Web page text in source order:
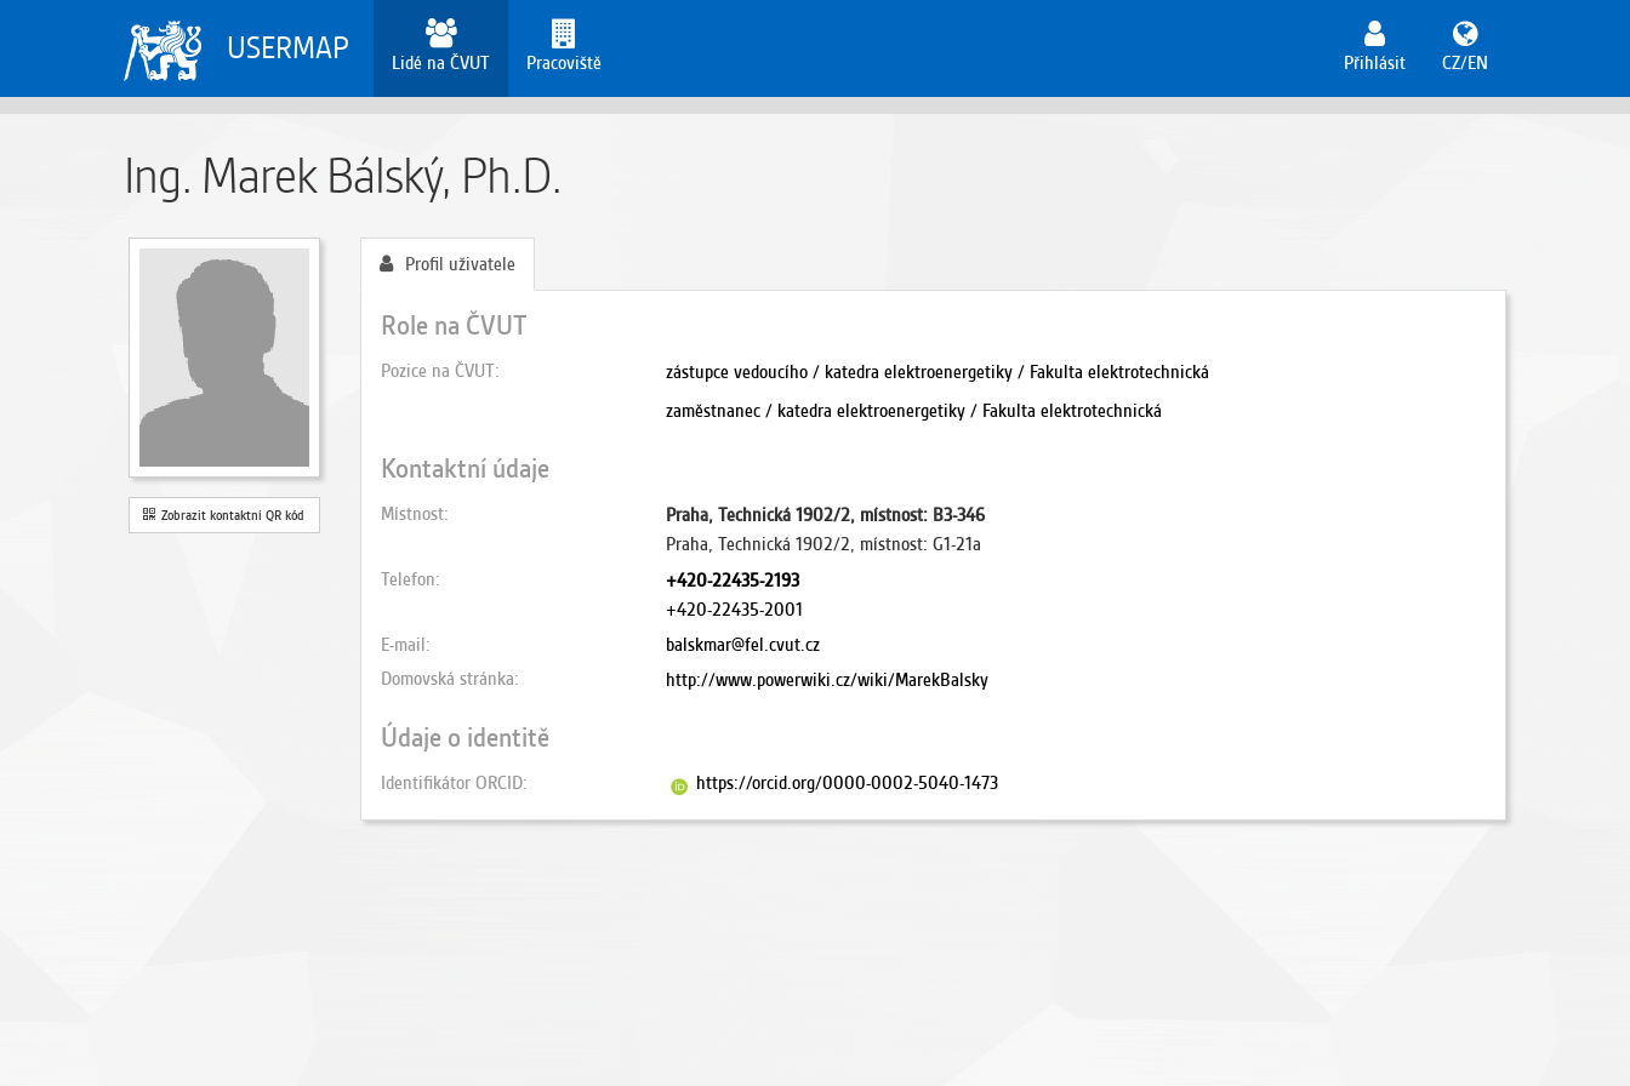
USERMAP Lidé na ČVUT Pracoviště Přihlásit CZ/EN
Ing. Marek Bálský, Ph.D.
Zobrazit kontaktní QR kód
Profil uživatele
Role na ČVUT
Pozice na ČVUT
zástupce vedoucího / katedra elektroenergetiky / Fakulta elektrotechnická
zaměstnanec / katedra elektroenergetiky / Fakulta elektrotechnická
Kontaktní údaje
Místnost
Praha, Technická 1902/2, místnost: B3-346
Praha, Technická 1902/2, místnost: G1-21a
Telefon
+420-22435-2193
+420-22435-2001
E-mail
balskmar@fel.cvut.cz
Domovská stránka
http://www.powerwiki.cz/wiki/MarekBalsky
Údaje o identitě
Identifikátor ORCID https://orcid.org/0000-0002-5040-1473